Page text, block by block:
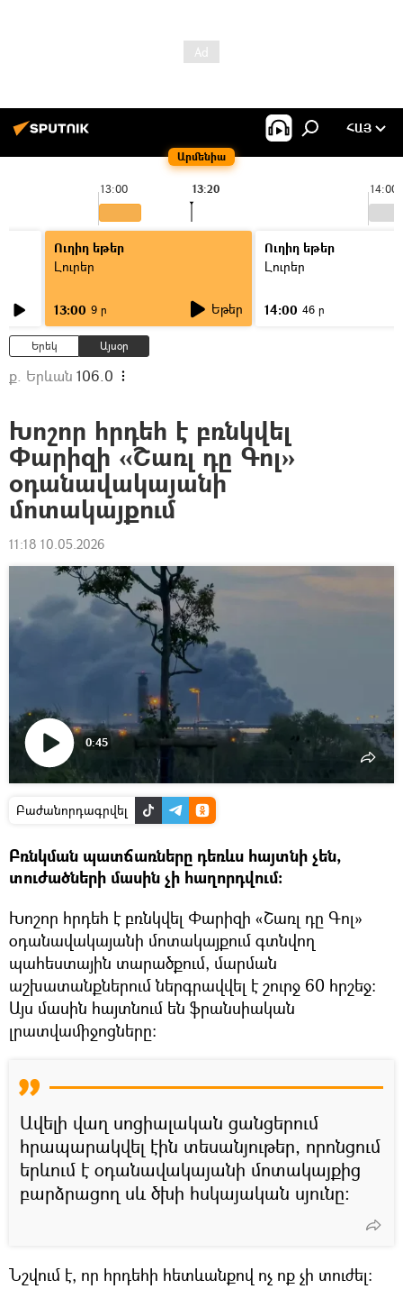
Արմենիա
ՀԱՅ
13:00 14:00
13:20
Ուղիղ եթեր
Լուրեր
13:00 9 ր Եթեր
Ուղիղ եթեր
Լուրեր
14:00 46 ր
Երեկ Այսօր
ք. Երևան 106.0
Խոշոր հրդեհ է բռնկվել
Փարիզի «Շառլ դը Գոլ»
օդանավակայանի
մոտակայքում
11:18 10.05.2026
Դիտել
0:45
Բաժանորդագրվել
Բռնկման պատճառները դեռևս հայտնի չեն,
տուժածների մասին չի հաղորդվում:
Խոշոր հրդեհ է բռնկվել Փարիզի «Շառլ դը Գոլ»
օդանավակայանի մոտակայքում գտնվող
պահեստային տարածքում, մարման
աշխատանքներում ներգրավվել է շուրջ 60 հրշեջ։
Այս մասին հայտնում են ֆրանսիական
լրատվամիջոցները:
Ավելի վաղ սոցիալական ցանցերում
հրապարակվել էին տեսանյութեր, որոնցում
երևում է օդանավակայանի մոտակայքից
բարձրացող սև ծխի հսկայական սյունը:
Նշվում է, որ հրդեհի հետևանքով ոչ ոք չի տուժել: